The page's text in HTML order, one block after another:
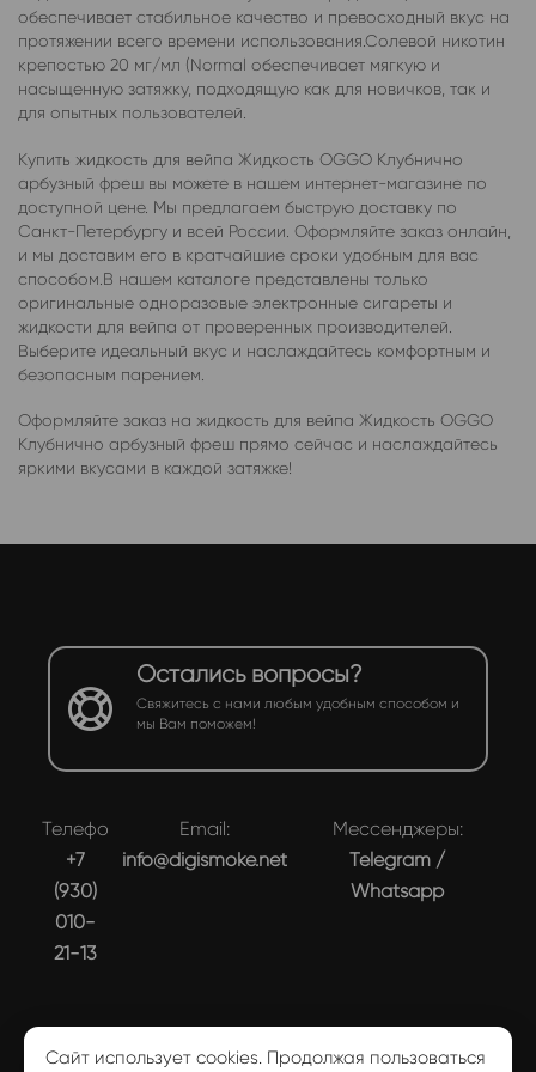
обеспечивает стабильное качество и превосходный вкус на
протяжении всего времени использования.Солевой никотин
крепостью 20 мг/мл (Normal обеспечивает мягкую и
насыщенную затяжку, подходящую как для новичков, так и
для опытных пользователей.
Купить жидкость для вейпа Жидкость OGGO Клубнично
арбузный фреш вы можете в нашем интернет-магазине по
доступной цене. Мы предлагаем быструю доставку по
Санкт-Петербургу и всей России. Оформляйте заказ онлайн,
и мы доставим его в кратчайшие сроки удобным для вас
способом.В нашем каталоге представлены только
оригинальные одноразовые электронные сигареты и
жидкости для вейпа от проверенных производителей.
Выберите идеальный вкус и наслаждайтесь комфортным и
безопасным парением.
Оформляйте заказ на жидкость для вейпа Жидкость OGGO
Клубнично арбузный фреш прямо сейчас и наслаждайтесь
яркими вкусами в каждой затяжке!
Остались вопросы?
Свяжитесь с нами любым удобным способом и
мы Вам поможем!
Телефон:
+7
(930)
010-
21-13
Email:
info@digismoke.net
Мессенджеры:
Telegram /
Whatsapp
Сайт использует cookies. Продолжая пользоваться